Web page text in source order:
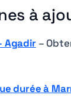
à
Agadir–
durée à